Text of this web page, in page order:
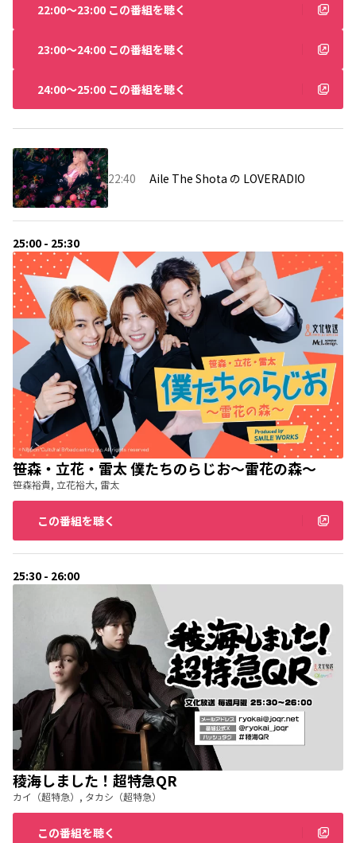
22:00〜23:00 この番組を聴く
23:00〜24:00 この番組を聴く
24:00〜25:00 この番組を聴く
22:40 Aile The Shota の LOVERADIO
25:00 - 25:30
笹森・立花・雷太 僕たちのらじお～雷花の森～
笹森裕貴, 立花裕大, 雷太
この番組を聴く
25:30 - 26:00
稜海しました！超特急QR
カイ（超特急）, タカシ（超特急）
この番組を聴く